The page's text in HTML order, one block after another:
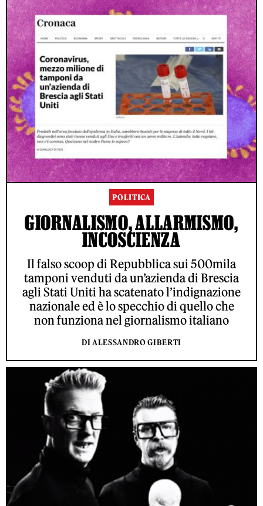
POLITICA
GIORNALISMO, ALLARMISMO,
INCOSCIENZA
Il falso scoop di Repubblica sui 500mila
tamponi venduti da un’azienda di Brescia
agli Stati Uniti ha scatenato l’indignazione
nazionale ed è lo specchio di quello che
non funziona nel giornalismo italiano
DI ALESSANDRO GIBERTI